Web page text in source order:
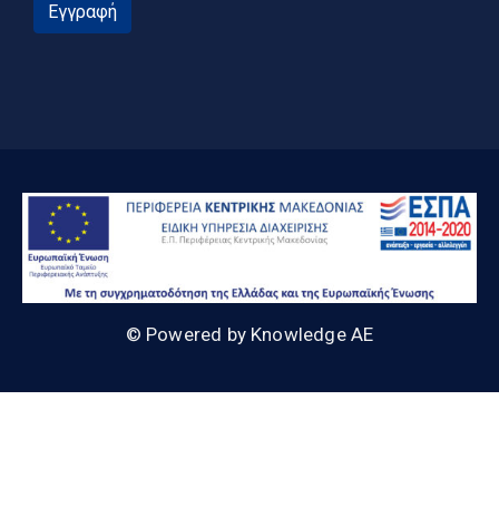
Εγγραφή
© Powered by Knowledge AE